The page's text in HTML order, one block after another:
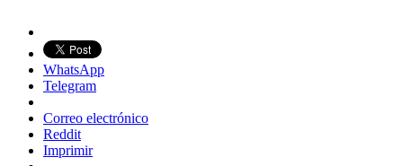
WhatsApp
Telegram
Correo electrónico
Reddit
Imprimir